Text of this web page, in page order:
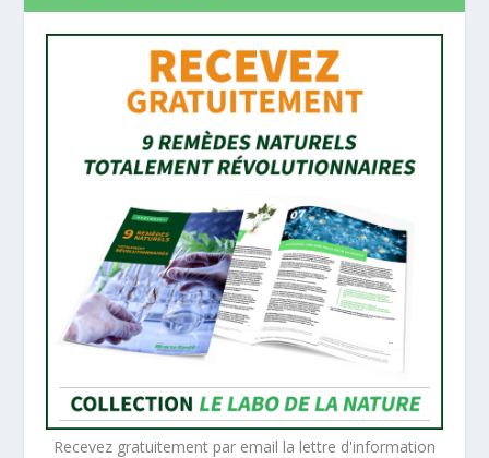
Recevez gratuitement par email la lettre d'information